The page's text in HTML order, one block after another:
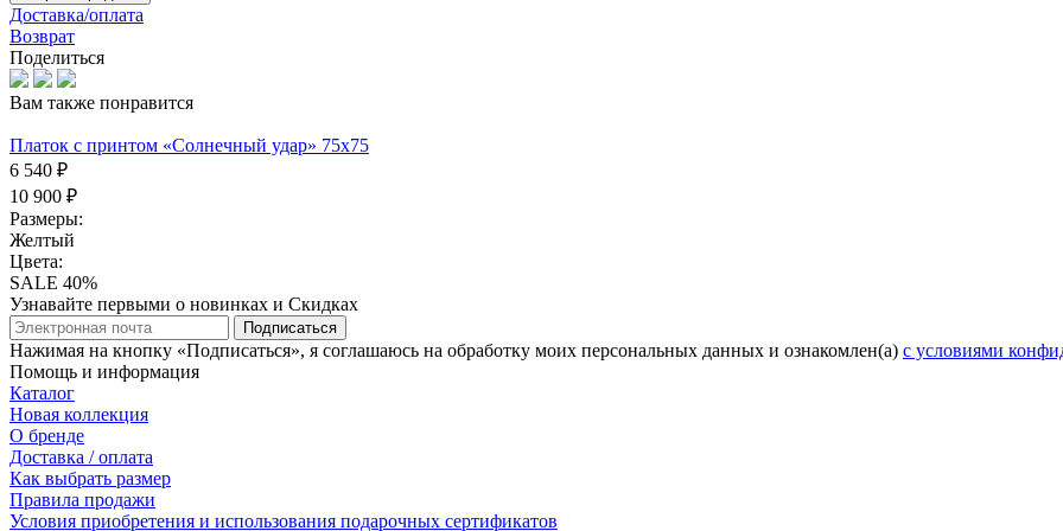
Доставка/оплата
Возврат
Поделиться
Вам также понравится
Платок с принтом «Солнечный удар» 75x75
6 540 ₽
10 900 ₽
Размеры:
Желтый
Цвета:
SALE 40%
Узнавайте первыми о новинках и Скидках
Подписаться
Нажимая на кнопку «Подписаться», я соглашаюсь на обработку моих персональных данных и ознакомлен(а) с условиями
Помощь и информация
Каталог
Новая коллекция
О бренде
Доставка / оплата
Как выбрать размер
Правила продажи
Условия приобретения и использования подарочных сертификатов